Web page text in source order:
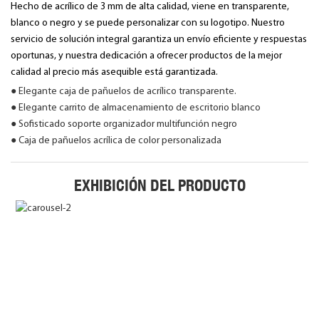
Hecho de acrílico de 3 mm de alta calidad, viene en transparente,
blanco o negro y se puede personalizar con su logotipo. Nuestro
servicio de solución integral garantiza un envío eficiente y respuestas
oportunas, y nuestra dedicación a ofrecer productos de la mejor
calidad al precio más asequible está garantizada.
● Elegante caja de pañuelos de acrílico transparente.
● Elegante carrito de almacenamiento de escritorio blanco
● Sofisticado soporte organizador multifunción negro
● Caja de pañuelos acrílica de color personalizada
EXHIBICIÓN DEL PRODUCTO